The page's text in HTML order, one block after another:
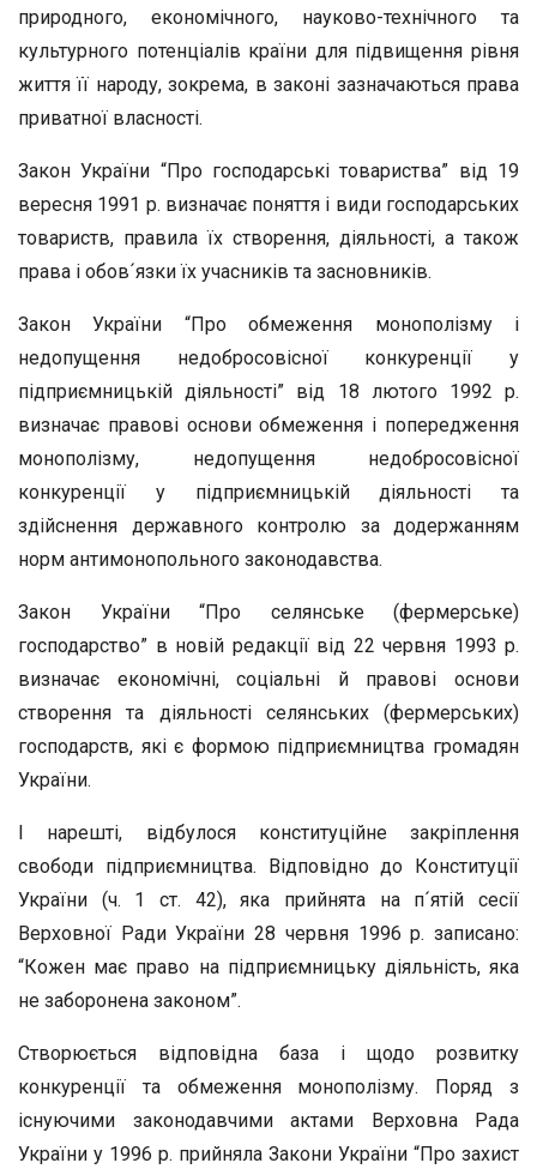
природного, економічного, науково-технічного та
культурного потенціалів країни для підвищення рівня
життя її народу, зокрема, в законі зазначаються права
приватної власності.
Закон України “Про господарські товариства” від 19
вересня 1991 р. визначає поняття і види господарських
товариств, правила їх створення, діяльності, а також
права і обов´язки їх учасників та засновників.
Закон України “Про обмеження монополізму і
недопущення недобросовісної конкуренції у
підприємницькій діяльності” від 18 лютого 1992 р.
визначає правові основи обмеження і попередження
монополізму, недопущення недобросовісної
конкуренції у підприємницькій діяльності та
здійснення державного контролю за додержанням
норм антимонопольного законодавства.
Закон України “Про селянське (фермерське)
господарство” в новій редакції від 22 червня 1993 р.
визначає економічні, соціальні й правові основи
створення та діяльності селянських (фермерських)
господарств, які є формою підприємництва громадян
України.
І нарешті, відбулося конституційне закріплення
свободи підприємництва. Відповідно до Конституції
України (ч. 1 ст. 42), яка прийнята на п´ятій сесії
Верховної Ради України 28 червня 1996 р. записано:
“Кожен має право на підприємницьку діяльність, яка
не заборонена законом”.
Створюється відповідна база і щодо розвитку
конкуренції та обмеження монополізму. Поряд з
існуючими законодавчими актами Верховна Рада
України у 1996 р. прийняла Закони України “Про захист